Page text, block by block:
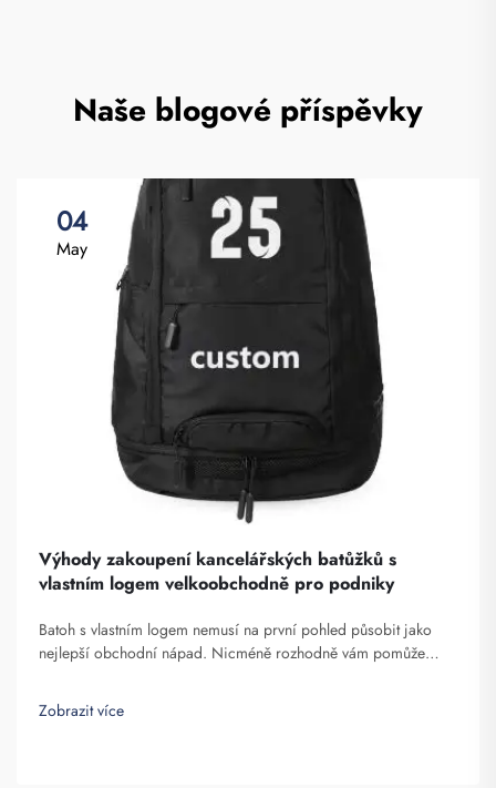
Naše blogové příspěvky
04
May
Výhody zakoupení kancelářských batůžků s
vlastním logem velkoobchodně pro podniky
Batoh s vlastním logem nemusí na první pohled působit jako
nejlepší obchodní nápad. Nicméně rozhodně vám pomůže
objednává velkoobchodně a poskytuje je za účelem zvyšování
povědomí o značce. Víte, když ...
Zobrazit více